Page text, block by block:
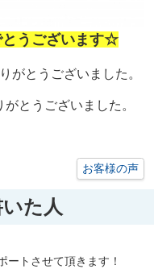
うございます☆
がとうございました。
とうございました。
お客様の声
た人
ートさせて頂きます！